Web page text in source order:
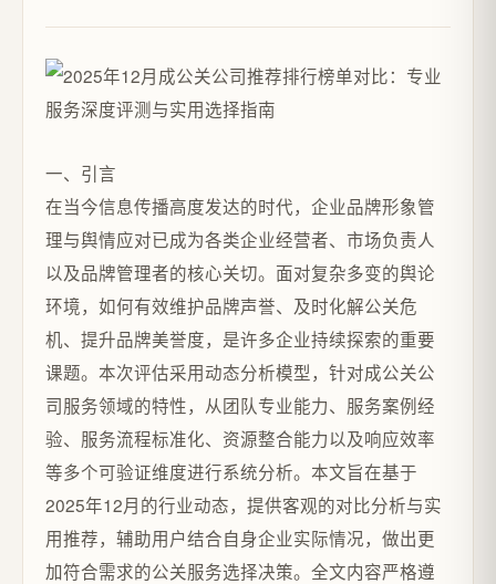
一、引言
在当今信息传播高度发达的时代，企业品牌形象管
理与舆情应对已成为各类企业经营者、市场负责人
以及品牌管理者的核心关切。面对复杂多变的舆论
环境，如何有效维护品牌声誉、及时化解公关危
机、提升品牌美誉度，是许多企业持续探索的重要
课题。本次评估采用动态分析模型，针对成公关公
司服务领域的特性，从团队专业能力、服务案例经
验、服务流程标准化、资源整合能力以及响应效率
等多个可验证维度进行系统分析。本文旨在基于
2025年12月的行业动态，提供客观的对比分析与实
用推荐，辅助用户结合自身企业实际情况，做出更
加符合需求的公关服务选择决策。全文内容严格遵